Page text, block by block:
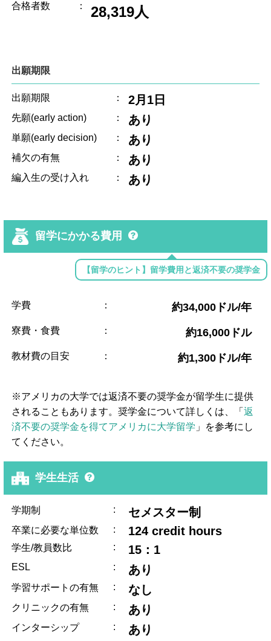
合格者数 ： 28,319人
出願期限
出願期限 ： 2月1日
先願(early action) ： あり
単願(early decision) ： あり
補欠の有無 ： あり
編入生の受け入れ ： あり
留学にかかる費用
【留学のヒント】留学費用と返済不要の奨学金
学費 ： 約34,000ドル/年
寮費・食費 ： 約16,000ドル
教材費の目安 ： 約1,300ドル/年
※アメリカの大学では返済不要の奨学金が留学生に提供
されることもあります。奨学金について詳しくは、「返
済不要の奨学金を得てアメリカに大学留学 」を参考にし
てください。
学生生活
学期制 : セメスター制
卒業に必要な単位数 : 124 credit hours
学生/教員数比 : 15：1
ESL : あり
学習サポートの有無 : なし
クリニックの有無 : あり
インターシップ : あり